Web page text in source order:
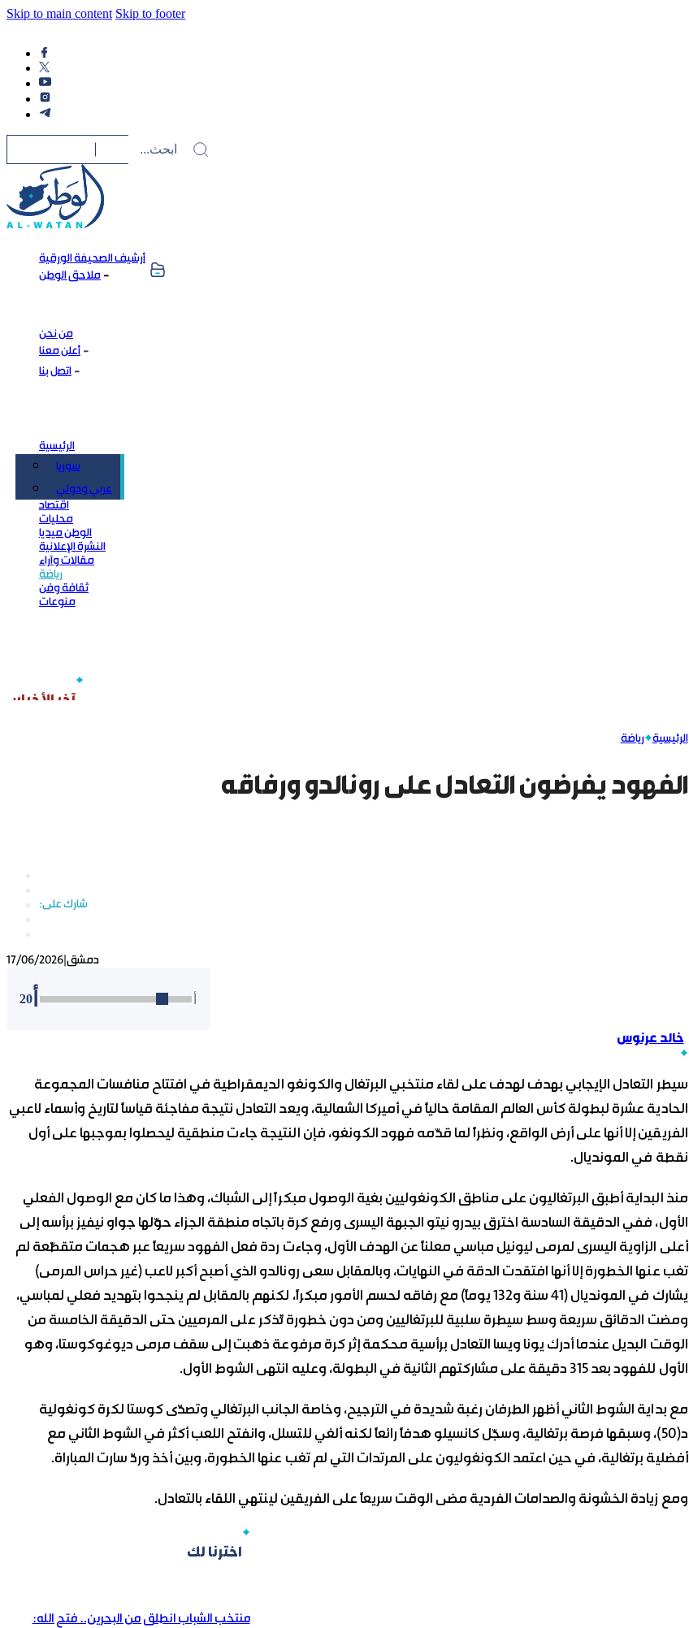
Skip to main content Skip to footer
أرشيف الصحيفة الورقية
ملاحق الوطن
من نحن
أعلن معنا
اتصل بنا
الرئيسية
سوريا
عربي ودولي
اقتصاد
محليات
الوطن ميديا
النشرة الإعلانية
مقالات وآراء
رياضة
ثقافة وفن
منوعات
الرئيسية رياضة
الفهود يفرضون التعادل على رونالدو ورفاقه
17/06/2026 دمشق
20
خالد عرنوس
سيطر التعادل الإيجابي بهدف لهدف على لقاء منتخبي البرتغال والكونغو الديمقراطية في افتتاح منافسات المجموعة
الحادية عشرة لبطولة كأس العالم المقامة حالياً في أميركا الشمالية، ويعد التعادل نتيجة مفاجئة قياساً لتاريخ وأسماء لاعبي
الفريقين إلا أنها على أرض الواقع، ونظراً لما قدّمه فهود الكونغو، فإن النتيجة جاءت منطقية ليحصلوا بموجبها على أول
نقطة في المونديال.
منذ البداية أطبق البرتغاليون على مناطق الكونغوليين بغية الوصول مبكراً إلى الشباك، وهذا ما كان مع الوصول الفعلي
الأول، ففي الدقيقة السادسة اخترق بيدرو نيتو الجبهة اليسرى ورفع كرة باتجاه منطقة الجزاء حوّلها جواو نيفيز برأسه إلى
أعلى الزاوية اليسرى لمرمى ليونيل مباسي معلناً عن الهدف الأول، وجاءت ردة فعل الفهود سريعاً عبر هجمات متقطّعة لم
تغب عنها الخطورة إلا أنها افتقدت الدقة في النهايات، وبالمقابل سعى رونالدو الذي أصبح أكبر لاعب (غير حراس المرمى)
يشارك في المونديال (41 سنة و132 يوماً) مع رفاقه لحسم الأمور مبكراً، لكنهم بالمقابل لم ينجحوا بتهديد فعلي لمباسي،
ومضت الدقائق سريعة وسط سيطرة سلبية للبرتغاليين ومن دون خطورة تُذكر على المرميين حتى الدقيقة الخامسة من
الوقت البديل عندما أدرك يونا ويسا التعادل برأسية محكمة إثر كرة مرفوعة ذهبت إلى سقف مرمى ديوغوكوستا، وهو
الأول للفهود بعد 315 دقيقة على مشاركتهم الثانية في البطولة، وعليه انتهى الشوط الأول.
مع بداية الشوط الثاني أظهر الطرفان رغبة شديدة في الترجيح، وخاصة الجانب البرتغالي وتصدّى كوستا لكرة كونغولية
د(50)، وسبقها فرصة برتغالية، وسجّل كانسيلو هدفاً رائعاً لكنه ألغي للتسلل، وانفتح اللعب أكثر في الشوط الثاني مع
أفضلية برتغالية، في حين اعتمد الكونغوليون على المرتدات التي لم تغب عنها الخطورة، وبين أخذ وردّ سارت المباراة.
ومع زيادة الخشونة والصدامات الفردية مضى الوقت سريعاً على الفريقين لينتهي اللقاء بالتعادل.
اخترنا لك
منتخب الشباب انطلق من البحرين.. فتح الله: